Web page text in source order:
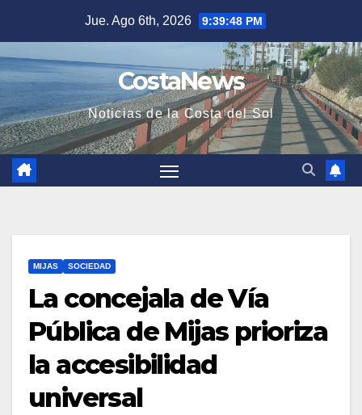
contenido
Jue. Ago 6th, 2026 9:39:48 PM
CostaNews
Noticias de la Costa del Sol
MIJAS SOCIEDAD
La concejala de Vía
Pública de Mijas prioriza
la accesibilidad
universal